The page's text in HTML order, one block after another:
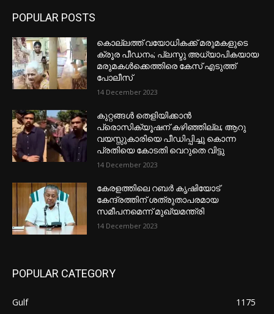
POPULAR POSTS
കൊല്ലത്ത് വയോധികക്ക് മരുമകളുടെ
ക്രൂര പീഡനം; പ്ലസ്ടു അധ്യാപികയായ
മരുമകൾക്കെത്തിരെ കേസ് എടുത്ത്
പോലീസ്
14 December 2023
കുറ്റങ്ങൾ തെളിയിക്കാൻ
പ്രൊസിക്യൂഷന് കഴിഞ്ഞില്ല; ആറു
വയസ്സുകാരിയെ പീഡിപ്പിച്ചു കൊന്ന
പ്രതിയെ കോടതി വെറുതെ വിട്ടു
14 December 2023
കേരളത്തിലെ റബർ കൃഷിയോട്
കേന്ദ്രത്തിന് ശത്രുതാപരമായ
സമീപനമെന്ന് മുഖ്യമന്ത്രി
14 December 2023
POPULAR CATEGORY
Gulf
1175